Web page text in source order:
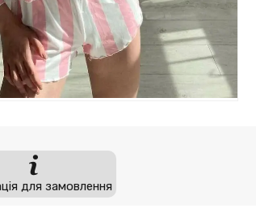
для замовлення